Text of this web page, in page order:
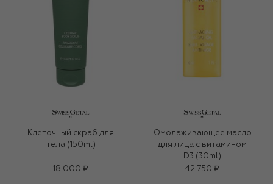
Клеточный скраб для
тела (150ml)
18 000 ₽
Омолаживающее масло
для лица c витамином
D3 (30ml)
42 750 ₽